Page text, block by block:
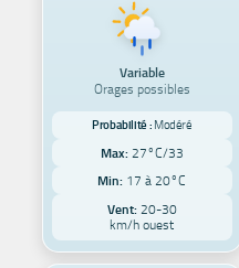
Variable
Orages possibles
Probabilité : Modéré
Max: 27°C/33
Min: 17 à 20°C
Vent:20-30
km/h ouest